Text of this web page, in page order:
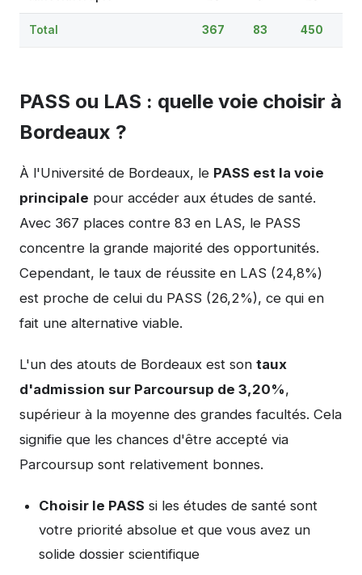
Total 367 83 450
PASS ou LAS : quelle voie choisir à
Bordeaux ?
À l'Université de Bordeaux, le PASS est la voie
principale pour accéder aux études de santé.
Avec 367 places contre 83 en LAS, le PASS
concentre la grande majorité des opportunités.
Cependant, le taux de réussite en LAS (24,8%)
est proche de celui du PASS (26,2%), ce qui en
fait une alternative viable.
L'un des atouts de Bordeaux est son taux
d'admission sur Parcoursup de 3,20%,
supérieur à la moyenne des grandes facultés. Cela
signifie que les chances d'être accepté via
Parcoursup sont relativement bonnes.
Choisir le PASS si les études de santé sont
votre priorité absolue et que vous avez un
solide dossier scientifique